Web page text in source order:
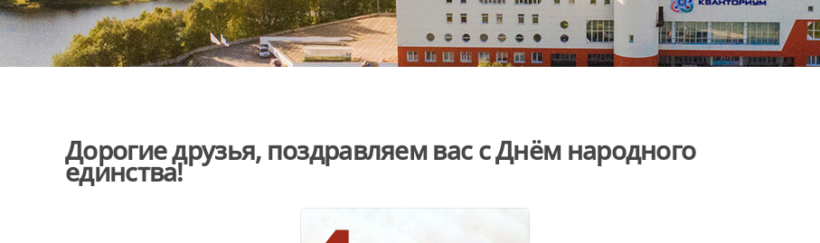
Дорогие друзья, поздравляем вас с Днём народного
единства!